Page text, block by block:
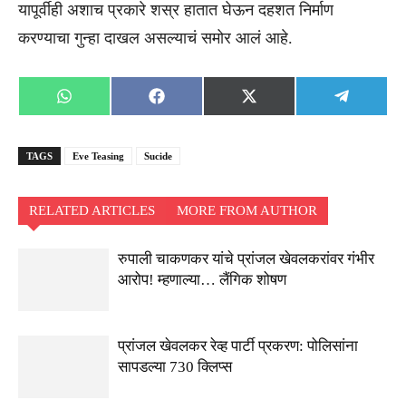
यापूर्वीही अशाच प्रकारे शस्र हातात घेऊन दहशत निर्माण
करण्याचा गुन्हा दाखल असल्याचं समोर आलं आहे.
Share
on
WhatsApp
Share
on
Facebook
Share
on
X
(Twitter)
Share
on
TAGS Eve Teasing Sucide
RELATED ARTICLES MORE FROM AUTHOR
रुपाली चाकणकर यांचे प्रांजल खेवलकरांवर गंभीर
आरोप! म्हणाल्या… लैंगिक शोषण
प्रांजल खेवलकर रेव्ह पार्टी प्रकरण: पोलिसांना
सापडल्या 730 क्लिप्स